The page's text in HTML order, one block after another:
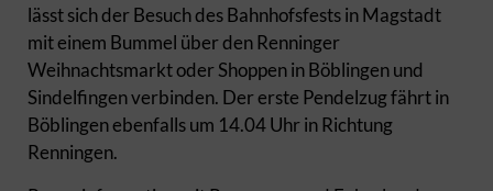
lässt sich der Besuch des Bahnhofsfests in Magstadt
mit einem Bummel über den Renninger
Weihnachtsmarkt oder Shoppen in Böblingen und
Sindelfingen verbinden. Der erste Pendelzug fährt in
Böblingen ebenfalls um 14.04 Uhr in Richtung
Renningen.